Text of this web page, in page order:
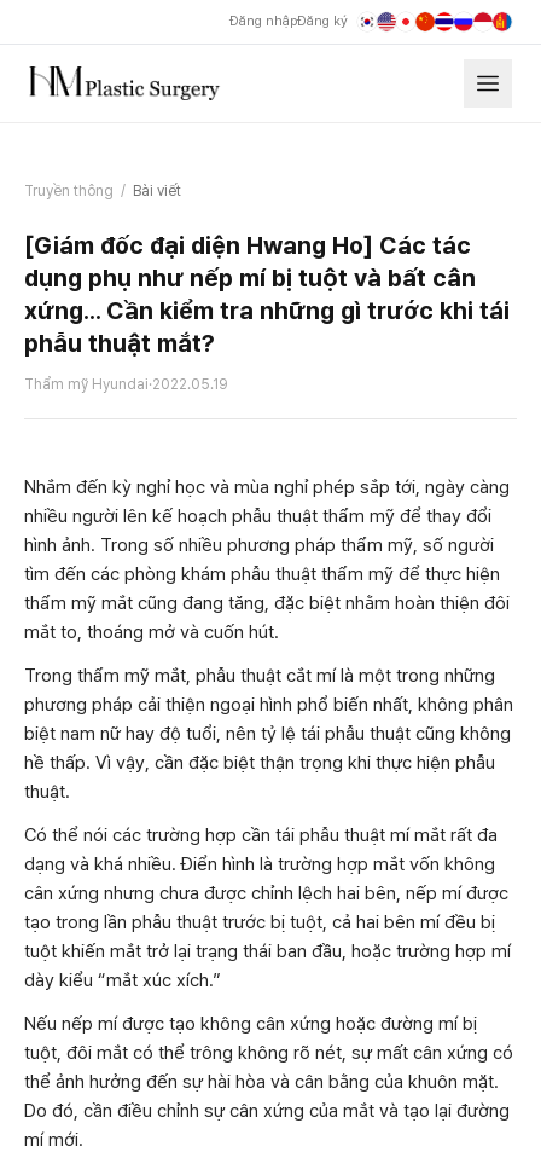
Đăng nhậpĐăng ký
Truyền thông / Bài viết
[Giám đốc đại diện Hwang Ho] Các tác
dụng phụ như nếp mí bị tuột và bất cân
xứng... Cần kiểm tra những gì trước khi tái
phẫu thuật mắt?
Thẩm mỹ Hyundai·2022.05.19
Nhắm đến kỳ nghỉ học và mùa nghỉ phép sắp tới, ngày càng
nhiều người lên kế hoạch phẫu thuật thẩm mỹ để thay đổi
hình ảnh. Trong số nhiều phương pháp thẩm mỹ, số người
tìm đến các phòng khám phẫu thuật thẩm mỹ để thực hiện
thẩm mỹ mắt cũng đang tăng, đặc biệt nhằm hoàn thiện đôi
mắt to, thoáng mở và cuốn hút.
Trong thẩm mỹ mắt, phẫu thuật cắt mí là một trong những
phương pháp cải thiện ngoại hình phổ biến nhất, không phân
biệt nam nữ hay độ tuổi, nên tỷ lệ tái phẫu thuật cũng không
hề thấp. Vì vậy, cần đặc biệt thận trọng khi thực hiện phẫu
thuật.
Có thể nói các trường hợp cần tái phẫu thuật mí mắt rất đa
dạng và khá nhiều. Điển hình là trường hợp mắt vốn không
cân xứng nhưng chưa được chỉnh lệch hai bên, nếp mí được
tạo trong lần phẫu thuật trước bị tuột, cả hai bên mí đều bị
tuột khiến mắt trở lại trạng thái ban đầu, hoặc trường hợp mí
dày kiểu “mắt xúc xích.”
Nếu nếp mí được tạo không cân xứng hoặc đường mí bị
tuột, đôi mắt có thể trông không rõ nét, sự mất cân xứng có
thể ảnh hưởng đến sự hài hòa và cân bằng của khuôn mặt.
Do đó, cần điều chỉnh sự cân xứng của mắt và tạo lại đường
mí mới.